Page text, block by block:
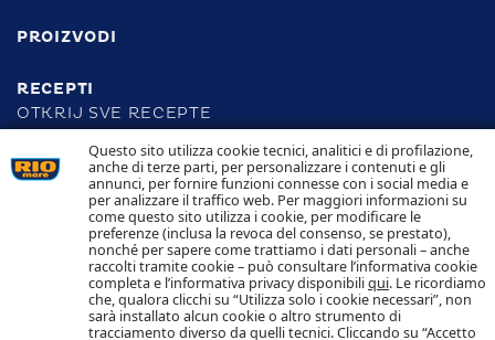
Questo sito utilizza cookie tecnici, analitici e di profilazione,
anche di terze parti, per personalizzare i contenuti e gli
annunci, per fornire funzioni connesse con i social media e
per analizzare il traffico web. Per maggiori informazioni su
come questo sito utilizza i cookie, per modificare le
preferenze (inclusa la revoca del consenso, se prestato),
nonché per sapere come trattiamo i dati personali – anche
raccolti tramite cookie – può consultare l’informativa cookie
completa e l’informativa privacy disponibiliqui. Le ricordiamo
che, qualora clicchi su “Utilizza solo i cookie necessari”, non
sarà installato alcun cookie o altro strumento di
tracciamento diverso da quelli tecnici. Cliccando su “Accetto
PROIZVODI
RECEPTI
OTKRIJ SVE RECEPTE
ODGOVORNOST
SLJEDIVOST
KONTAKTIRAJTE NAS
POLITIKA KOLAČIĆA POLITIKA PRIVATNOSTI
Pratite nas